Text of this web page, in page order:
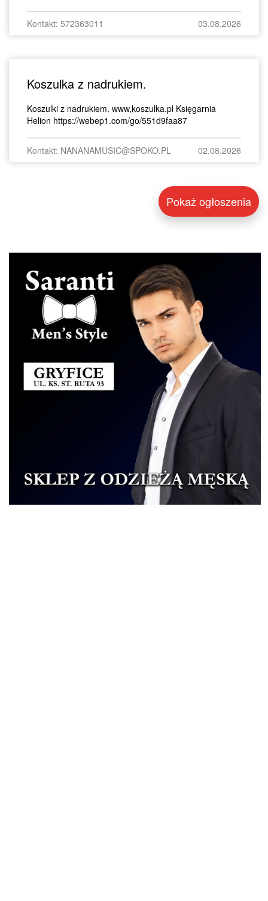
Kontakt: 572363011 03.08.2026
Koszulka z nadrukiem.
Koszulki z nadrukiem. www,koszulka.pl Księgarnia
Helion https://webep1.com/go/551d9faa87
Kontakt: NANANAMUSIC@SPOKO.PL 02.08.2026
Pokaż ogłoszenia